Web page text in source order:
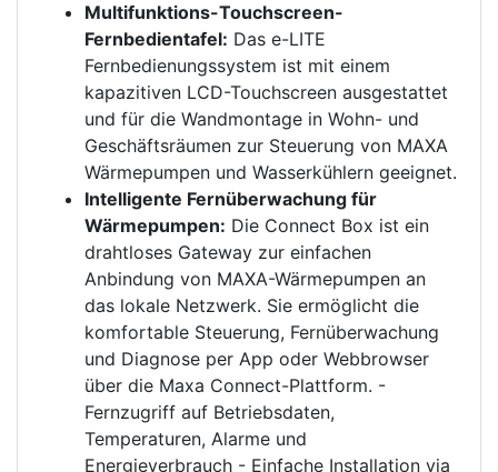
Multifunktions-Touchscreen-
Fernbedientafel: Das e-LITE
Fernbedienungssystem ist mit einem
kapazitiven LCD-Touchscreen ausgestattet
und für die Wandmontage in Wohn- und
Geschäftsräumen zur Steuerung von MAXA
Wärmepumpen und Wasserkühlern geeignet.
Intelligente Fernüberwachung für
Wärmepumpen: Die Connect Box ist ein
drahtloses Gateway zur einfachen
Anbindung von MAXA-Wärmepumpen an
das lokale Netzwerk. Sie ermöglicht die
komfortable Steuerung, Fernüberwachung
und Diagnose per App oder Webbrowser
über die Maxa Connect-Plattform. -
Fernzugriff auf Betriebsdaten,
Temperaturen, Alarme und
Energieverbrauch - Einfache Installation via